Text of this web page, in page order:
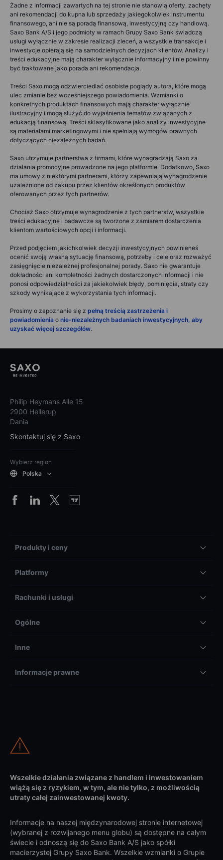
Żadne z informacji zawartych na tej stronie nie stanowią oferty, zachęty
ani rekomendacji do kupna lub sprzedaży jakiegokolwiek instrumentu
finansowego, ani nie są poradą finansową, inwestycyjną czy handlową.
Saxo Bank A/S i jego podmioty w ramach Grupy Saxo Bank świadczą
usługi wyłącznie w zakresie realizacji zleceń, a wszystkie transakcje i
inwestycje opierają się na samodzielnych decyzjach klientów. Analizy i
treści edukacyjne mają charakter wyłącznie informacyjny i nie powinny
być traktowane jako porada ani rekomendacja.
Treści Saxo mogą odzwierciedlać osobiste poglądy autora, które mogą
ulec zmianie bez wcześniejszego powiadomienia. Wzmianki o
konkretnych produktach finansowych mają charakter wyłącznie
ilustracyjny i mogą służyć do wyjaśnienia tematów związanych z
edukacją finansową. Treści sklasyfikowane jako analizy inwestycyjne
są materiałami marketingowymi i nie spełniają wymogów prawnych
dotyczących niezależnych badań.
Saxo utrzymuje partnerstwa z firmami, które wynagradzają Saxo za
działania promocyjne prowadzone na jego platformie. Dodatkowo, Saxo
ma umowy z niektórymi partnerami, którzy zapewniają wynagrodzenie
uzależnione od zakupu przez klientów określonych produktów
oferowanych przez tych partnerów.
Chociaż Saxo otrzymuje wynagrodzenie z tych partnerstw, wszystkie
treści edukacyjne i badawcze są tworzone z zamiarem dostarczenia
klientom wartościowych opcji i informacji.
Przed podjęciem jakichkolwiek decyzji inwestycyjnych powinieneś
ocenić swoją własną sytuację finansową, potrzeby i cele oraz rozważyć
zasięgnięcie niezależnej profesjonalnej porady. Saxo nie gwarantuje
dokładności ani kompletności żadnych dostarczonych informacji i nie
ponosi odpowiedzialności za jakiekolwiek błędy, pominięcia, straty czy
szkody wynikające z wykorzystania tych informacji.
Prosimy o zapoznanie się z pełną treścią zastrzeżenia i
powiadomienia o nie-niezależnych badaniach inwestycyjnych, aby
uzyskać więcej szczegółów.
Philip Heymans Alle 15
2900 Hellerup
Dania
Skontaktuj się z Saxo
Wybierz region
Polska
Produkty i ceny
Platformy
Rachunki i usługi
Ogólne
Inne
Informacje prawne
Wszelkie działania związane z handlem i inwestowaniem
wiążą się z ryzykiem, w tym, ale nie tylko, z możliwością
utraty całej zainwestowanej kwoty.
Informacje na naszej międzynarodowej stronie internetowej
(wybranej z rozwijanego menu globu) są dostępne na całym
świecie i odnoszą się do Saxo Bank A/S jako spółki
macierzystej Grupy Saxo Bank. Wszelkie wzmianki o Grupie